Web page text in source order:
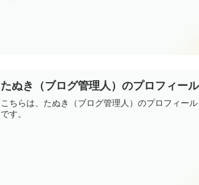
たぬき（ブログ管理人）のプロフィー
こちらは、たぬき（ブログ管理人）のプロフィー
です。